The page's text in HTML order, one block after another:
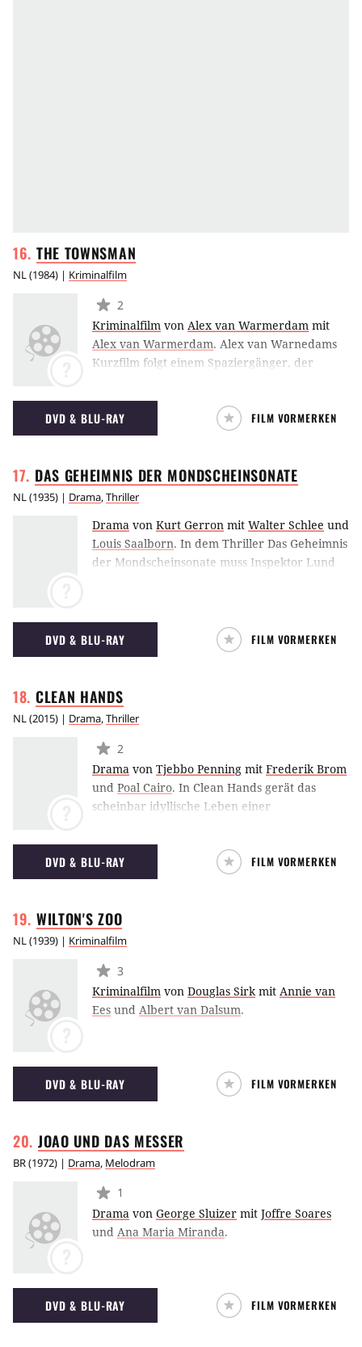
THE TOWNSMAN
NL(1984) | Kriminalfilm
2
Kriminalfilm von Alex van Warmerdam mit
Alex van Warmerdam. Alex van Warnedams
Kurzfilm folgt einem Spaziergänger, der
hinter den Plastik-Bändern der Bauern
verbirgt.
DVD & BLU-RAY FILM VORMERKEN
DAS GEHEIMNIS DER MONDSCHEINSONATE
NL(1935) | Drama,Thriller
Drama von Kurt Gerron mit Walter Schlee und
Louis Saalborn. In dem Thriller Das Geheimnis
der Mondscheinsonate muss Inspektor Lund
DVD & BLU-RAY FILM VORMERKEN
CLEAN HANDS
NL(2015) | Drama,Thriller
2
Drama von Tjebbo Penning mit Frederik Brom
und Poal Cairo. In Clean Hands gerät das
scheinbar idyllische Leben einer
herausstellt, dass sie ihren Reichtum den
illegalen Drogengeschäften des Vaters zu
verdanken haben.
DVD & BLU-RAY FILM VORMERKEN
WILTON'SZOO
NL(1939) | Kriminalfilm
3
Kriminalfilm von Douglas Sirkmit Annie van
Ees und Albert van Dalsum.
DVD & BLU-RAY FILM VORMERKEN
JOAO UND DAS MESSER
BR(1972) | Drama, Melodram
1
Drama von George Sluizer mit Joffre Soares
und Ana Maria Miranda.
DVD & BLU-RAY FILM VORMERKEN